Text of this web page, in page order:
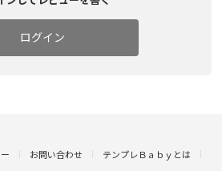
ログイン
お問い合わせ テンプレＢａｂｙとは